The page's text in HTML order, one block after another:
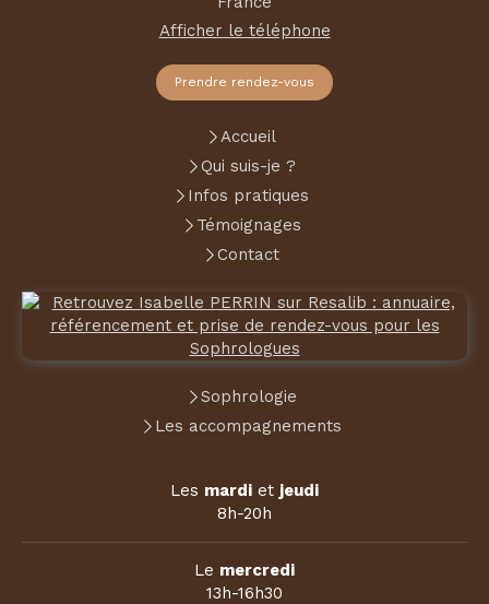
Afficher le téléphone
Prendre rendez-vous
Accueil
Qui suis-je ?
Infos pratiques
Témoignages
Contact
Sophrologie
Les accompagnements
Les mardi et jeudi
8h-20h
Le mercredi
13h-16h30